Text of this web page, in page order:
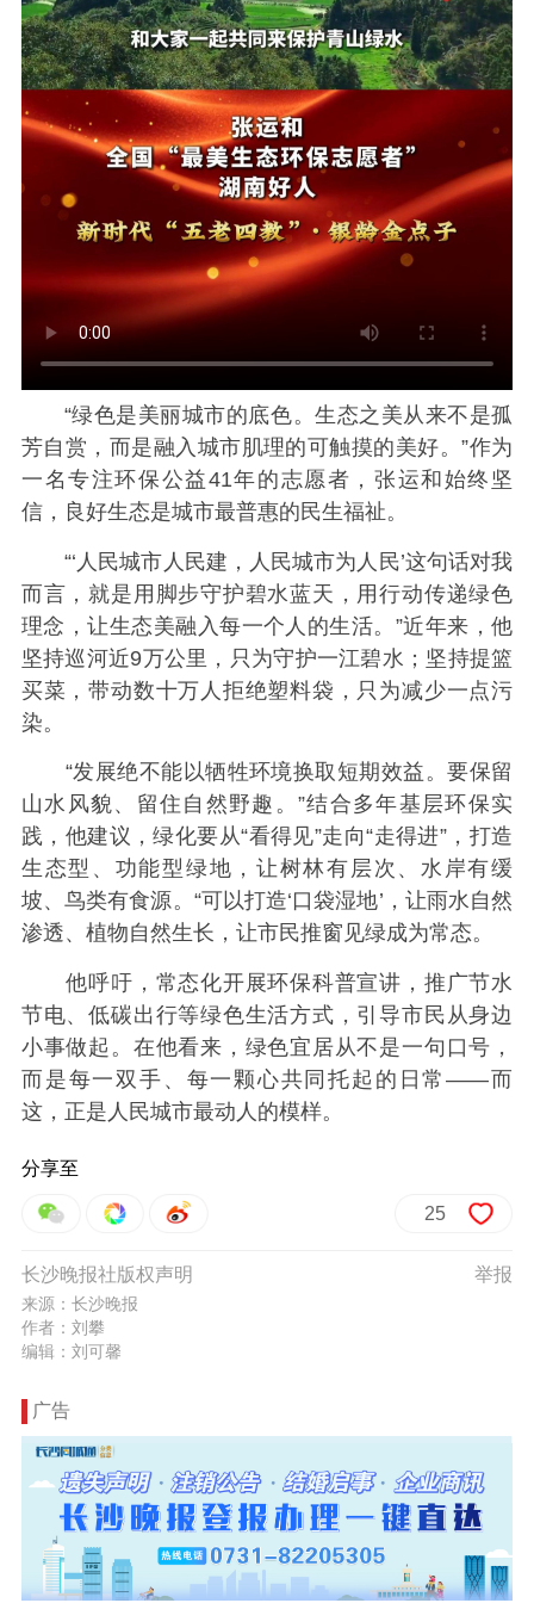
“绿色是美丽城市的底色。生态之美从来不是孤
芳自赏，而是融入城市肌理的可触摸的美好。”作为
一名专注环保公益41年的志愿者，张运和始终坚
信，良好生态是城市最普惠的民生福祉。
“‘人民城市人民建，人民城市为人民’这句话对我
而言，就是用脚步守护碧水蓝天，用行动传递绿色
理念，让生态美融入每一个人的生活。”近年来，他
坚持巡河近9万公里，只为守护一江碧水；坚持提篮
买菜，带动数十万人拒绝塑料袋，只为减少一点污
染。
“发展绝不能以牺牲环境换取短期效益。要保留
山水风貌、留住自然野趣。”结合多年基层环保实
践，他建议，绿化要从“看得见”走向“走得进”，打造
生态型、功能型绿地，让树林有层次、水岸有缓
坡、鸟类有食源。“可以打造‘口袋湿地’，让雨水自然
渗透、植物自然生长，让市民推窗见绿成为常态。
他呼吁，常态化开展环保科普宣讲，推广节水
节电、低碳出行等绿色生活方式，引导市民从身边
小事做起。在他看来，绿色宜居从不是一句口号，
而是每一双手、每一颗心共同托起的日常——而
这，正是人民城市最动人的模样。
分享至
25
举报
长沙晚报社版权声明
来源：长沙晚报
作者：刘攀
编辑：刘可馨
广告